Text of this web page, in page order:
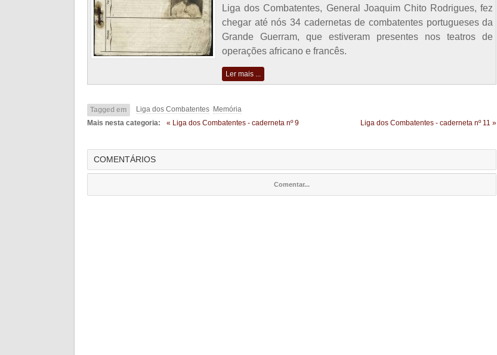
Liga dos Combatentes, General Joaquim Chito Rodrigues, fez
chegar até nós 34 cadernetas de combatentes portugueses da
Grande Guerram, que estiveram presentes nos teatros de
operações africano e francês.
Ler mais ...
Tagged em Liga dos Combatentes Memória
Mais nesta categoria:
« Liga dos Combatentes - caderneta nº 9 Liga dos Combatentes - caderneta nº 11 »
COMENTÁRIOS
Comentar...